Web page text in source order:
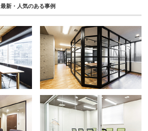
最新・人気のある事例